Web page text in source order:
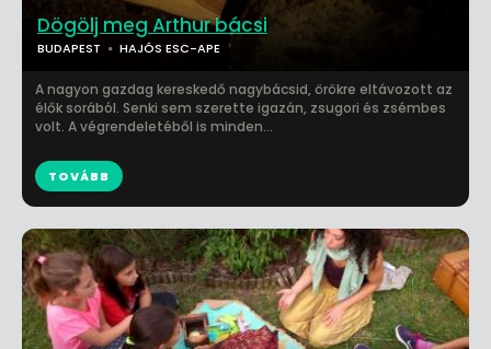
Dögölj meg Arthur bácsi
BUDAPEST HAJÓS ESC-APE
A nagyon gazdag kereskedő nagybácsid, örökre eltávozott az
élők sorából. Senki sem szerette igazán, zsugori és zsémbes
volt. A végrendeletéből is minden...
TOVÁBB